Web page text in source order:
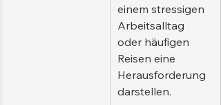
einem stressigen
Arbeitsalltag
oder häufigen
Reisen eine
Herausforderung
darstellen.